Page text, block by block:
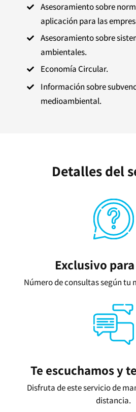

Asesoramiento sobre
aplicación para las

Asesoramiento sobre
ambientales.
 Economía Circular.

Información sobre
medioambiental.
Detalles del
Exclusivo
Número de consultas según tu
Te escuchamos y
Disfruta de este servicio de
distancia.